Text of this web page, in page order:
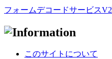
フォームデコードサービスV2
このサイトについて